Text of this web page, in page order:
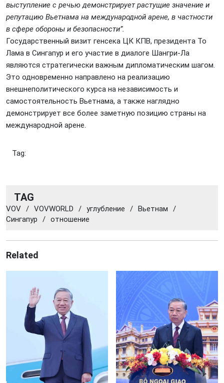
выступление с речью демонстрирует растущие значение и
репутацию Вьетнама на международной арене, в частности
в сфере обороны и безопасности”.
Государственный визит генсека ЦК КПВ, президента То
Лама в Сингапур и его участие в диалоге Шангри-Ла
являются стратегически важным дипломатическим шагом.
Это одновременно направлено на реализацию
внешнеполитического курса на независимость и
самостоятельность Вьетнама, а также наглядно
демонстрирует все более заметную позицию страны на
международной арене.
Tag:
TAG
VOV / VOVWORLD / углубление / Вьетнам
/
Сингапур
/ отношение
Related